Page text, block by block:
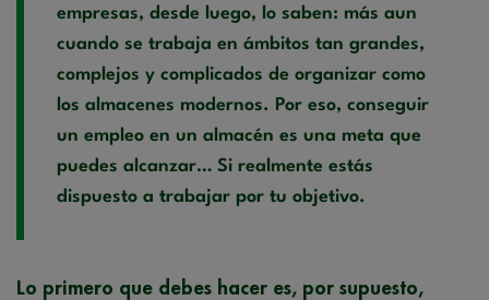
empresas, desde luego, lo saben: más aun
cuando se trabaja en ámbitos tan grandes,
complejos y complicados de organizar como
los almacenes modernos. Por eso, conseguir
un empleo en un almacén es una meta que
puedes alcanzar… Si realmente estás
dispuesto a trabajar por tu objetivo.
Lo primero que debes hacer es, por supuesto,